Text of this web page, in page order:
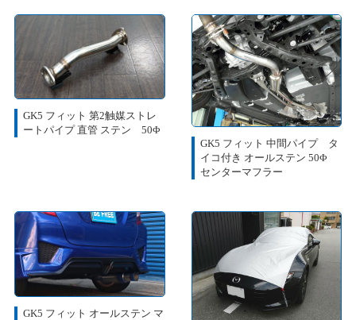
GK5 フィット 第2触媒ストレ
ートパイプ 直管 ステン 50Φ
GK5 フィット 中間パイプ タ
イコ付き オールステン 50Φ
センターマフラー
GK5 フィット オールステン マ